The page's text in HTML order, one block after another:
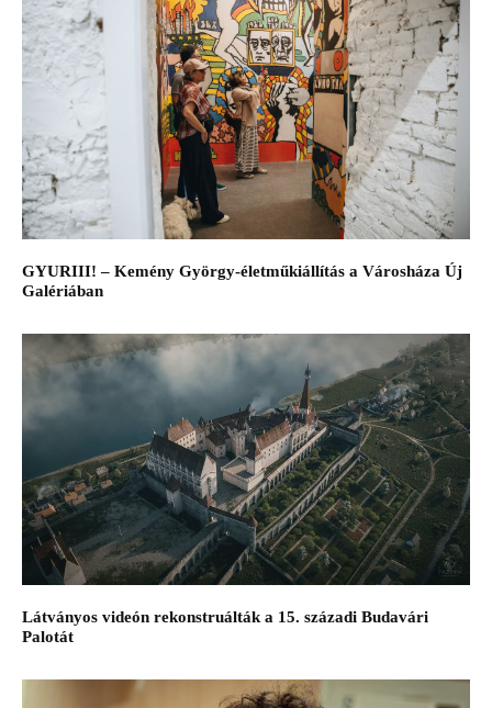
GYURIII! – Kemény György-életműkiállítás a Városháza Új
Galériában
Látványos videón rekonstruálták a 15. századi Budavári
Palotát